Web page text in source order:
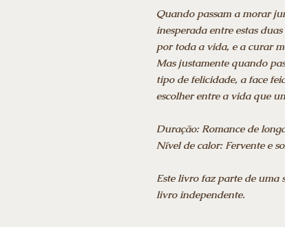
Quando passam a morar
inesperada entre estas
por toda a vida, e a curar
Mas justamente quando
tipo de felicidade, a face
escolher entre a vida que
Duração: Romance de
Nível de calor: Fervente e
Este livro faz parte de uma
livro independente.